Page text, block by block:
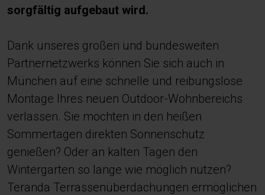
sorgfältig aufgebaut wird.
Dank unseres großen und bundesweiten
Partnernetzwerks können Sie sich auch in
München auf eine schnelle und reibungslose
Montage Ihres neuen Outdoor-Wohnbereichs
verlassen. Sie möchten in den heißen
Sommertagen direkten Sonnenschutz
genießen? Oder an kalten Tagen den
Wintergarten so lange wie möglich nutzen?
Teranda Terrassenüberdachungen ermöglichen